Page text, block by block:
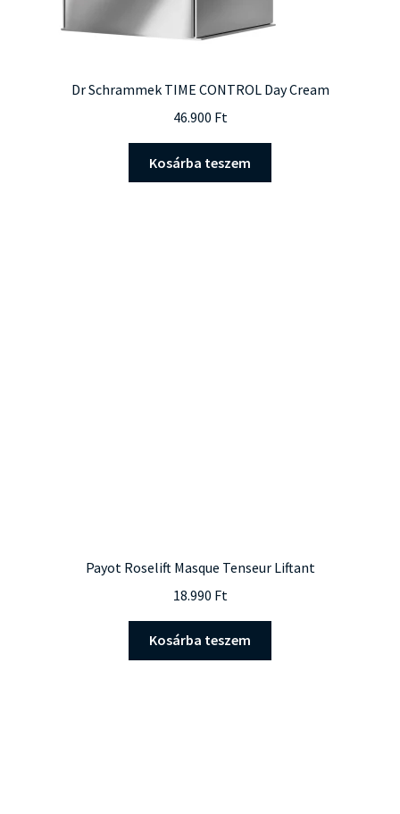
Dr Schrammek TIME CONTROL Day Cream
46.900 Ft
Kosárba teszem
Payot Roselift Masque Tenseur Liftant
18.990 Ft
Kosárba teszem